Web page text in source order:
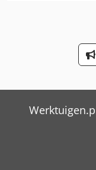
Mark Sprężarki
Mercedes-Benz V
Sperr & Lechner